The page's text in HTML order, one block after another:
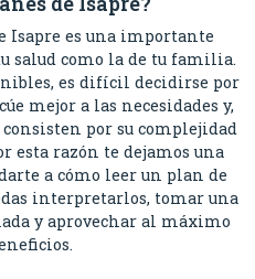
Isapre es una importante
salud como la de tu familia.
es difícil decidirse por
mejor a las necesidades y,
por su complejidad
esta razón te dejamos una
a cómo leer un plan de
interpretarlos, tomar una
y aprovechar al máximo